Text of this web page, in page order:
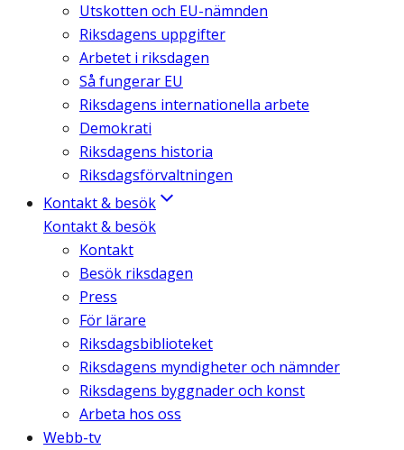
Utskotten och EU-nämnden
Riksdagens uppgifter
Arbetet i riksdagen
Så fungerar EU
Riksdagens internationella arbete
Demokrati
Riksdagens historia
Riksdagsförvaltningen
Kontakt & besök
Kontakt & besök
Kontakt
Besök riksdagen
Press
För lärare
Riksdagsbiblioteket
Riksdagens myndigheter och nämnder
Riksdagens byggnader och konst
Arbeta hos oss
Webb-tv